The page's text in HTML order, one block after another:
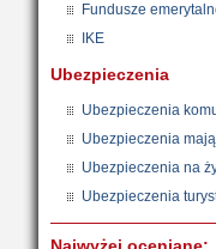
Fundusze
IKE
Ubezpieczenia
Ubezpieczenia
Ubezpieczenia
Ubezpieczenia na
Ubezpieczenia